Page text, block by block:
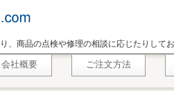
、商品の点検や修理の相談に応じたりして
会社概要 ご注文方法